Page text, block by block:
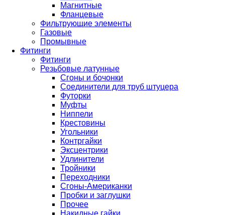
Магнитные
Фланцевые
Фильтрующие элементы
Газовые
Промывные
Фитинги
Фитинги
Резьбовые латунные
Сгоны и бочонки
Соединители для труб штуцера
Футорки
Муфты
Ниппели
Крестовины
Угольники
Контргайки
Эксцентрики
Удлинители
Тройники
Переходники
Сгоны-Американки
Пробки и заглушки
Прочее